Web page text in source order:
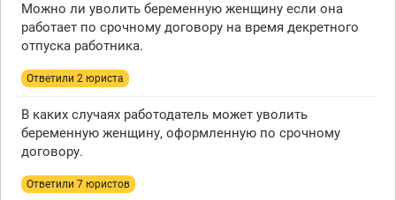
Можно ли уволить беременную женщину если она
работает по срочному договору на время декретного
отпуска работника.
Ответили 2 юристa
В каких случаях работодатель может уволить
беременную женщину, оформленную по срочному
договору.
Ответили 7 юристов